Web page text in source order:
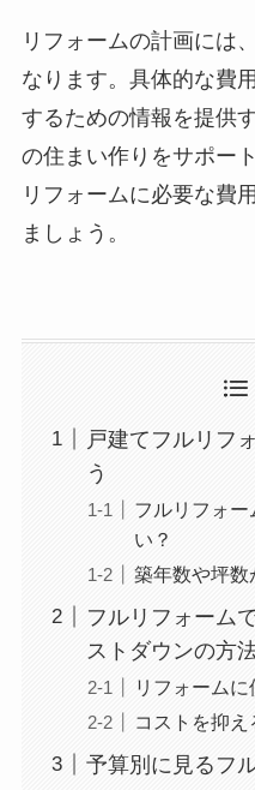
リフォームの計画には
なります。具体的な費
するための情報を提供
の住まい作りをサポー
リフォームに必要な費
ましょう。
戸建てフルリフ
う
フルリフォー
い？
築年数や坪数
フルリフォーム
ストダウンの方
リフォーム
コストを抑
予算別に見るフ